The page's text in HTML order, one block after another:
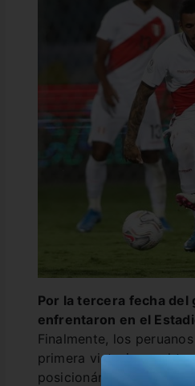
Por la tercera fecha del
enfrentaron en el
Finalmente, los
primera victoria en el
posicionándose mejor